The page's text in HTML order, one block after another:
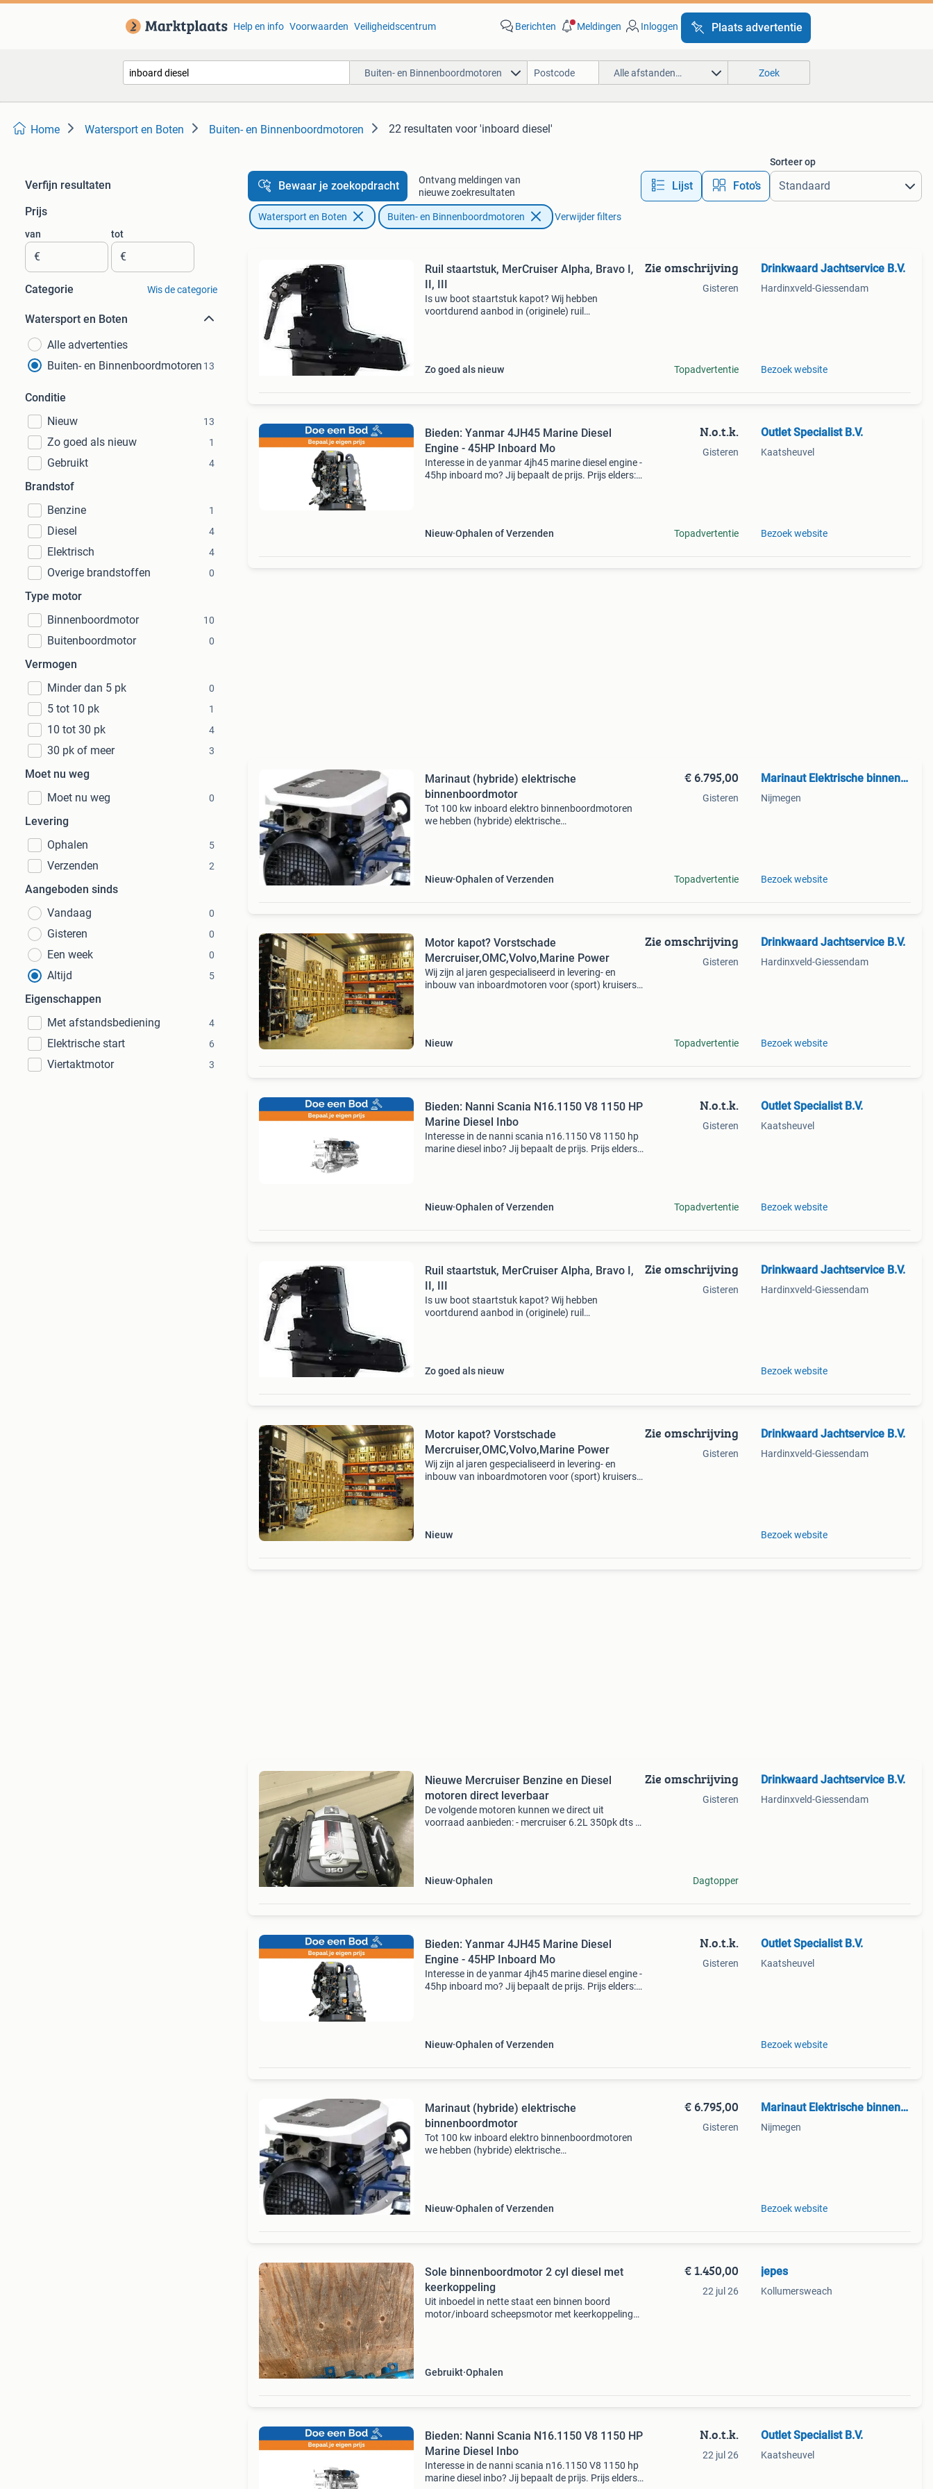
Help en info Voorwaarden Veiligheidscentrum Berichten Meldingen Inloggen Plaats advertentie
Buiten- en Binnenboordmotoren Alle afstanden… Zoek
Home Watersport en Boten Buiten- en Binnenboordmotoren 22 resultaten voor 'inboard diesel'
Verfijn resultaten
Prijs
van
€
tot
€
Categorie Wis de categorie
Watersport en Boten
Alle advertenties
Buiten- en Binnenboordmotoren 13
Conditie
Nieuw
13
Zo goed als nieuw 1
Gebruikt 4
Brandstof
Benzine
1
Diesel 4
Elektrisch 4
Overige brandstoffen 0
Type motor
Binnenboordmotor
10
Buitenboordmotor 0
Vermogen
Minder dan 5 pk
0
5 tot 10 pk 1
10 tot 30 pk 4
30 pk of meer 3
Moet nu weg
Moet nu weg
0
Levering
Ophalen
5
Verzenden 2
Aangeboden sinds
Vandaag
0
Gisteren 0
Een week 0
Altijd 5
Eigenschappen
Met afstandsbediening
4
Elektrische start 6
Viertaktmotor 3
Bewaar je zoekopdracht
Ontvang meldingen van
nieuwe zoekresultaten
Lijst Foto’s
Sorteer op
Watersport en Boten Buiten- en Binnenboordmotoren Verwijder filters
Ruil staartstuk, MerCruiser Alpha, Bravo I,
II, III
Is uw boot staartstuk kapot? Wij hebben
voortdurend aanbod in (originele) ruil
Zo goed als nieuw
Zie omschrijving
Gisteren
Topadvertentie
Drinkwaard Jachtservice B.V.
Hardinxveld-Giessendam
Bezoek website
Bieden: Yanmar 4JH45 Marine Diesel
Engine - 45HP Inboard Mo
Interesse in de yanmar 4jh45 marine diesel engine -
45hp inboard mo? Jij bepaalt de prijs. Prijs elders:
Nieuw Ophalen of Verzenden
N.o.t.k.
Gisteren
Topadvertentie
Outlet Specialist B.V.
Kaatsheuvel
Bezoek website
Marinaut (hybride) elektrische
binnenboordmotor
Tot 100 kw inboard elektro binnenboordmotoren
we hebben (hybride) elektrische
Nieuw Ophalen of Verzenden
€ 6.795,00
Gisteren
Topadvertentie
Marinaut Elektrische binnenboordmotoren
Nijmegen
Bezoek website
Motor kapot? Vorstschade
Mercruiser,OMC,Volvo,Marine Power
Wij zijn al jaren gespecialiseerd in levering- en
inbouw van inboardmotoren voor (sport) kruisers
Nieuw
Zie omschrijving
Gisteren
Topadvertentie
Drinkwaard Jachtservice B.V.
Hardinxveld-Giessendam
Bezoek website
Bieden: Nanni Scania N16.1150 V8 1150 HP
Marine Diesel Inbo
Interesse in de nanni scania n16.1150 V8 1150 hp
marine diesel inbo? Jij bepaalt de prijs. Prijs elders:
Nieuw Ophalen of Verzenden
N.o.t.k.
Gisteren
Topadvertentie
Outlet Specialist B.V.
Kaatsheuvel
Bezoek website
Ruil staartstuk, MerCruiser Alpha, Bravo I,
II, III
Is uw boot staartstuk kapot? Wij hebben
voortdurend aanbod in (originele) ruil
Zo goed als nieuw
Zie omschrijving
Gisteren
Drinkwaard Jachtservice B.V.
Hardinxveld-Giessendam
Bezoek website
Motor kapot? Vorstschade
Mercruiser,OMC,Volvo,Marine Power
Wij zijn al jaren gespecialiseerd in levering- en
inbouw van inboardmotoren voor (sport) kruisers
Nieuw
Zie omschrijving
Gisteren
Drinkwaard Jachtservice B.V.
Hardinxveld-Giessendam
Bezoek website
Nieuwe Mercruiser Benzine en Diesel
motoren direct leverbaar
De volgende motoren kunnen we direct uit
voorraad aanbieden: - mercruiser 6.2L 350pk dts 0r
Nieuw Ophalen
Zie omschrijving
Gisteren
Dagtopper
Drinkwaard Jachtservice B.V.
Hardinxveld-Giessendam
Bieden: Yanmar 4JH45 Marine Diesel
Engine - 45HP Inboard Mo
Interesse in de yanmar 4jh45 marine diesel engine -
45hp inboard mo? Jij bepaalt de prijs. Prijs elders:
Nieuw Ophalen of Verzenden
N.o.t.k.
Gisteren
Outlet Specialist B.V.
Kaatsheuvel
Bezoek website
Marinaut (hybride) elektrische
binnenboordmotor
Tot 100 kw inboard elektro binnenboordmotoren
we hebben (hybride) elektrische
Nieuw Ophalen of Verzenden
€ 6.795,00
Gisteren
Marinaut Elektrische binnenboordmotoren
Nijmegen
Bezoek website
Sole binnenboordmotor 2 cyl diesel met
keerkoppeling
Uit inboedel in nette staat een binnen boord
motor/inboard scheepsmotor met keerkoppeling
Gebruikt Ophalen
€ 1.450,00
22 jul 26
jepes
Kollumersweach
Bieden: Nanni Scania N16.1150 V8 1150 HP
Marine Diesel Inbo
Interesse in de nanni scania n16.1150 V8 1150 hp
marine diesel inbo? Jij bepaalt de prijs. Prijs elders:
N.o.t.k.
22 jul 26
Outlet Specialist B.V.
Kaatsheuvel